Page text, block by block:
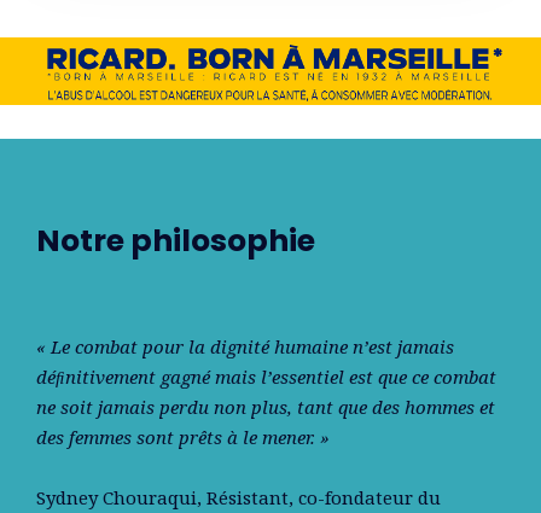
Notre philosophie
« Le combat pour la dignité humaine n’est jamais
déﬁnitivement gagné mais l’essentiel est que ce combat
ne soit jamais perdu non plus, tant que des hommes et
des femmes sont prêts à le mener. »
Sydney Chouraqui, Résistant, co-fondateur du